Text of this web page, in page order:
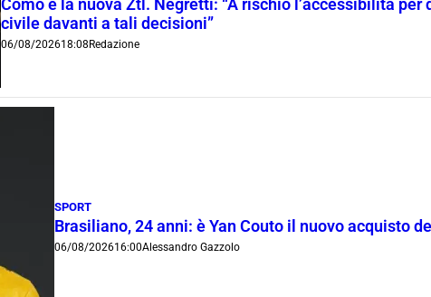
Como e la nuova Ztl. Negretti: “A rischio l’accessibilità
civile davanti a tali decisioni”
06/08/202618:08 Redazione
SPORT
Brasiliano, 24 anni: è Yan Couto il nuovo acquisto
06/08/202616:00Alessandro Gazzolo